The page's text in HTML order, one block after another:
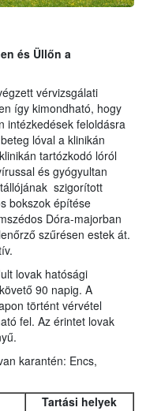
és Üllőn a
vérvizsgálati
így kimondható, hogy
intézkedések feloldásra
lóval a klinikán
tartózkodó lóról
és gyógyultan
szigorított
bokszok építése
Dóra-majorban
szűrésen estek át.
lovak hatósági
90 napig. A
történt vérvétel
fel. Az érintet lovak
karantén: Encs,
Tartási helyek